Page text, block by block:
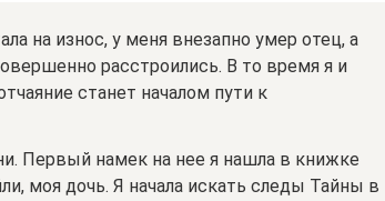
на износ, у меня внезапно умер отец, а
расстроились. В то время я и
станет началом пути к
Первый намек на нее я нашла в книжке
моя дочь. Я начала искать следы Тайны в